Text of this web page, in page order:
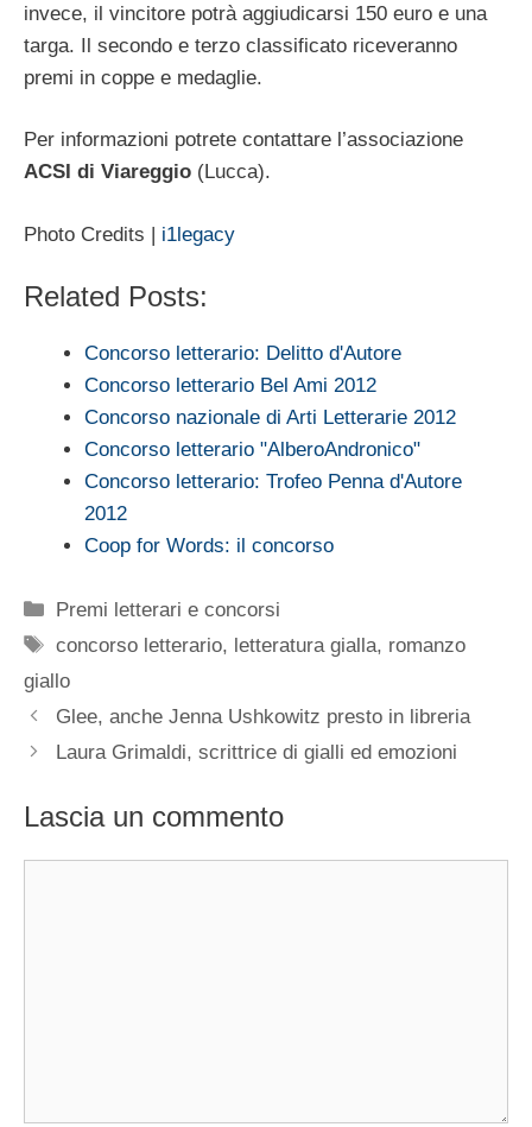
invece, il vincitore potrà aggiudicarsi 150 euro e una
targa. Il secondo e terzo classificato riceveranno
premi in coppe e medaglie.
Per informazioni potrete contattare l’associazione
ACSI di Viareggio (Lucca).
Photo Credits | i1legacy
Related Posts:
Concorso letterario: Delitto d'Autore
Concorso letterario Bel Ami 2012
Concorso nazionale di Arti Letterarie 2012
Concorso letterario "AlberoAndronico"
Concorso letterario: Trofeo Penna d'Autore
2012
Coop for Words: il concorso
Categorie
Premi letterari e concorsi
Tag
concorso letterario, letteratura gialla, romanzo
giallo
Glee, anche Jenna Ushkowitz presto in libreria
Laura Grimaldi, scrittrice di gialli ed emozioni
Lascia un commento